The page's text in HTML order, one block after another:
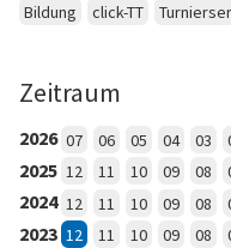
Bildung
click-TT
Zeitraum
2026 07 06 05 04 03
2025 12 11 10 09 08
2024 12 11 10 09 08
2023 12 11 10 09 08